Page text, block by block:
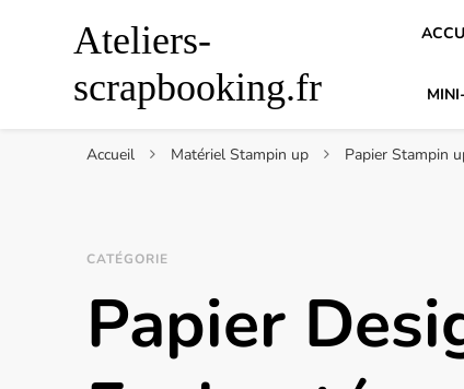
Ateliers-
scrapbooking.fr
Accueil Matériel Stampin up Papier Stampin
CATÉGORIE
Papier